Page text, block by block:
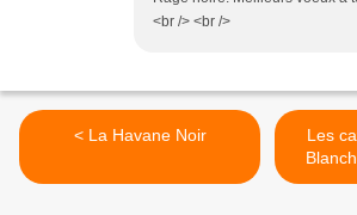
<br /> <br />
< La Havane Noir
Les